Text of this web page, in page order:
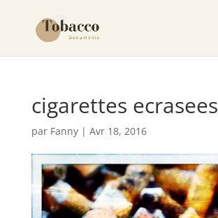
cigarettes ecrasees
par Fanny| Avr 18, 2016